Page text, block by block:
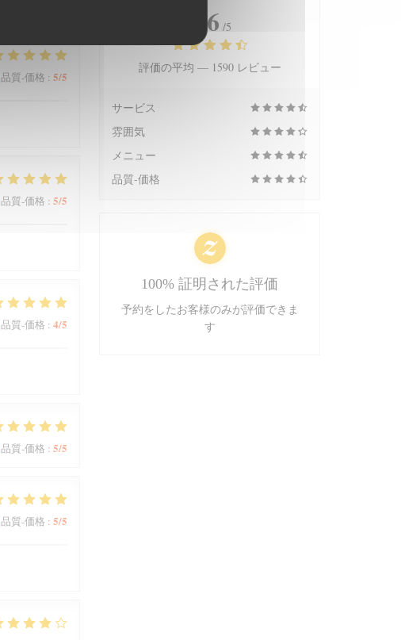
品質-価格 : 5/5
品質-価格 : 5/5
品質-価格 : 4/5
品質-価格 : 5/5
品質-価格 : 5/5
4.6 /5
評価の平均 — 1590 レビュー
サービス
雰囲気
メニュー
品質-価格
100% 証明された評価
予約をしたお客様のみが評価できま
す